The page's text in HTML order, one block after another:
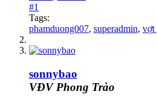
#1
Tags:
phamduong007, superadmin, vợt
sonnybao
VĐV Phong Trào